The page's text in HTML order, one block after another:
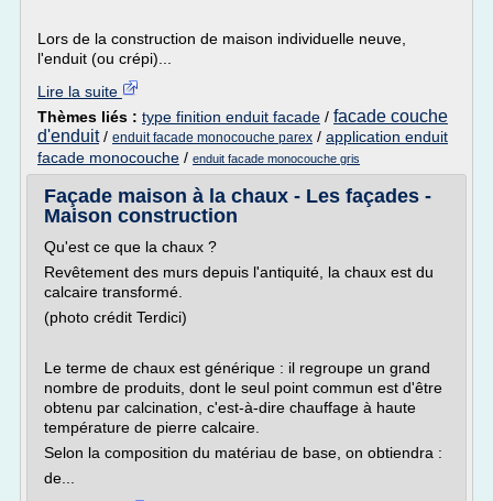
Lors de la construction de maison individuelle neuve,
l'enduit (ou crépi)...
Lire la suite
Thèmes liés : type finition enduit facade / facade couche
d'enduit/ enduit facade monocouche parex / application enduit
facade monocouche / enduit facade monocouche gris
Façade maison à la chaux - Les façades -
Maison construction
Qu'est ce que la chaux ?
Revêtement des murs depuis l'antiquité, la chaux est du
calcaire transformé.
(photo crédit Terdici)
Le terme de chaux est générique : il regroupe un grand
nombre de produits, dont le seul point commun est d'être
obtenu par calcination, c'est-à-dire chauffage à haute
température de pierre calcaire.
Selon la composition du matériau de base, on obtiendra :
de...